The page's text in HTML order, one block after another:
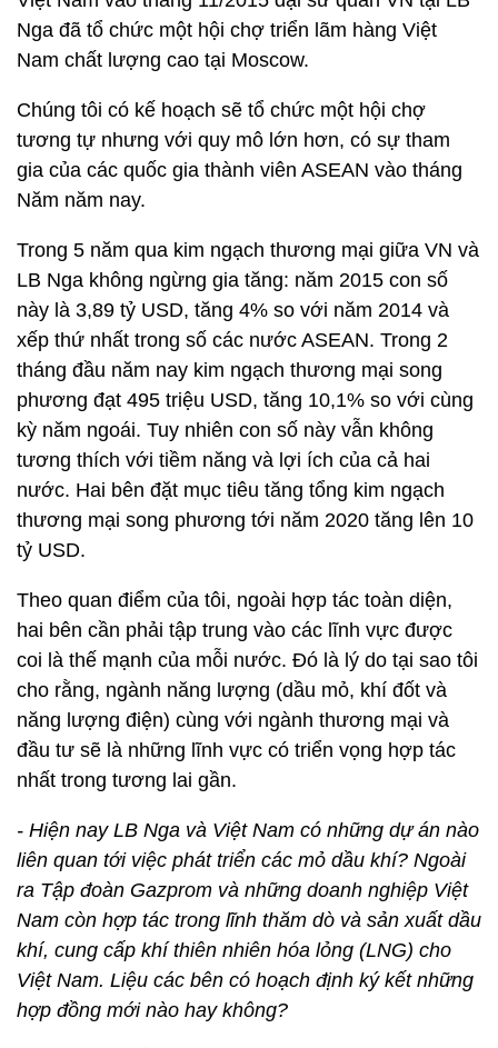
Nga đã tổ chức một hội chợ triển lãm hàng Việt
Nam chất lượng cao tại Moscow.
Chúng tôi có kế hoạch sẽ tổ chức một hội chợ
tương tự nhưng với quy mô lớn hơn, có sự tham
gia của các quốc gia thành viên ASEAN vào tháng
Năm năm nay.
Trong 5 năm qua kim ngạch thương mại giữa VN và
LB Nga không ngừng gia tăng: năm 2015 con số
này là 3,89 tỷ USD, tăng 4% so với năm 2014 và
xếp thứ nhất trong số các nước ASEAN. Trong 2
tháng đầu năm nay kim ngạch thương mại song
phương đạt 495 triệu USD, tăng 10,1% so với cùng
kỳ năm ngoái. Tuy nhiên con số này vẫn không
tương thích với tiềm năng và lợi ích của cả hai
nước. Hai bên đặt mục tiêu tăng tổng kim ngạch
thương mại song phương tới năm 2020 tăng lên 10
tỷ USD.
Theo quan điểm của tôi, ngoài hợp tác toàn diện,
hai bên cần phải tập trung vào các lĩnh vực được
coi là thế mạnh của mỗi nước. Đó là lý do tại sao tôi
cho rằng, ngành năng lượng (dầu mỏ, khí đốt và
năng lượng điện) cùng với ngành thương mại và
đầu tư sẽ là những lĩnh vực có triển vọng hợp tác
nhất trong tương lai gần.
- Hiện nay LB Nga và Việt Nam có những dự án nào
liên quan tới việc phát triển các mỏ dầu khí? Ngoài
ra Tập đoàn Gazprom và những doanh nghiệp Việt
Nam còn hợp tác trong lĩnh thăm dò và sản xuất dầu
khí, cung cấp khí thiên nhiên hóa lỏng (LNG) cho
Việt Nam. Liệu các bên có hoạch định ký kết những
hợp đồng mới nào hay không?